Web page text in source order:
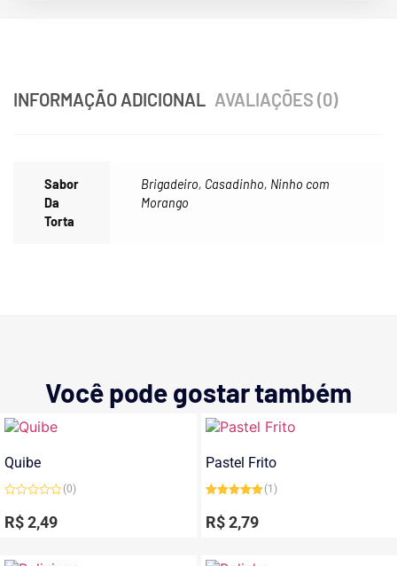
INFORMAÇÃO ADICIONAL AVALIAÇÕES (0)
Sabor
Da
Torta
Brigadeiro, Casadinho, Ninho com
Morango
Você pode gostar também
Quibe
0
de
(0)
R$2,49
Pastel Frito
5.00de 5
(1)
R$2,79